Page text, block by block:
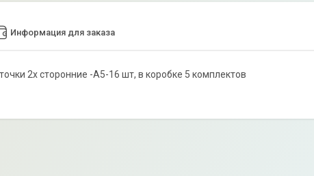
Информация для заказа
2х сторонние -А5-16 шт, в коробке 5 комплектов